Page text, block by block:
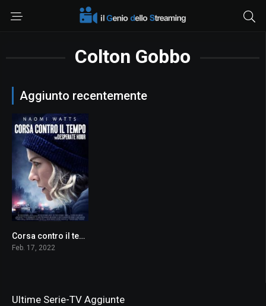
Colton Gobbo
Aggiunto recentemente
4.7
Corsa contro il tempo – The Desperate Hour
Feb. 17, 2022
Ultime Serie-TV Aggiunte